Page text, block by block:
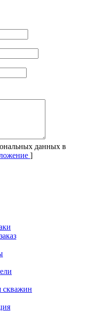
данных в
]
скважин